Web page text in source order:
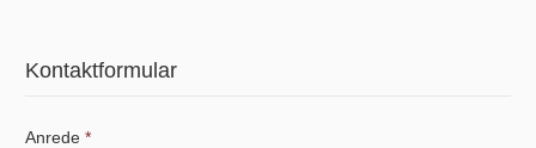
Kontaktformular
Anrede *